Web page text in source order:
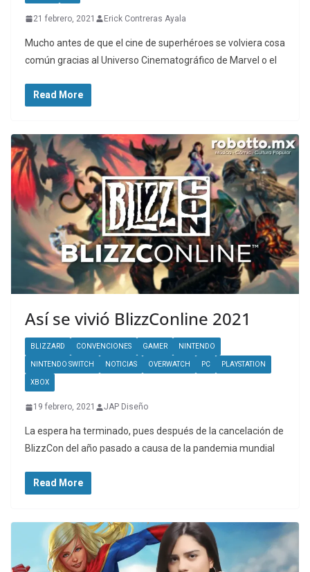
21 febrero, 2021 Erick Contreras Ayala
Mucho antes de que el cine de superhéroes se volviera cosa
común gracias al Universo Cinematográfico de Marvel o el
Read More
Así se vivió BlizzConline 2021
BLIZZARD CONVENCIONES GAMER NINTENDO
NINTENDO SWITCH NOTICIAS OVERWATCH PC PLAYSTATION
XBOX
19 febrero, 2021 JAP Diseño
La espera ha terminado, pues después de la cancelación de
BlizzCon del año pasado a causa de la pandemia mundial
Read More